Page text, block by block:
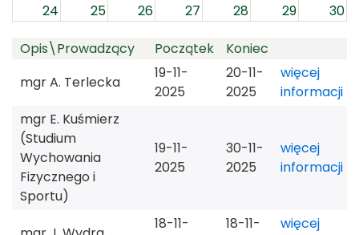
24 25 26 27 28 29 30
Opis\Prowadzący Początek
Koniec
mgr A. Terlecka
19-11-
2025
20-11-
2025
więcej
informacji
mgr E. Kuśmierz
(Studium
Wychowania
Fizycznego i
Sportu)
19-11-
2025
30-11-
2025
więcej
informacji
18-11-
18-11-
więcej